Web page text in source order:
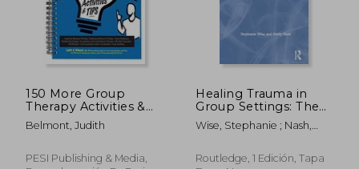
45%
dcto. $ 57.58
45%
dcto. $
150 More Group
Therapy Activities &
TIPS (en Inglés)
Belmont, Judith
PESI Publishing & Media,
Healing Trauma in
Group Settings: The
Art of Co-Leader
Attunement (en
Wise, Stephanie ; Nash,
Routledge, 1 Edición, Tapa